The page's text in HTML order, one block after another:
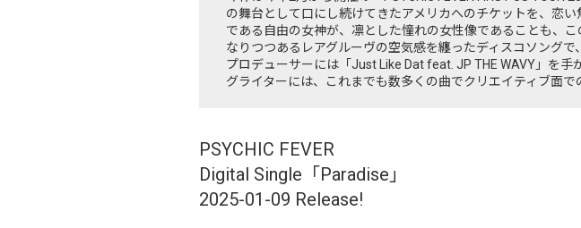
の舞台として口にし続けてきたアメリカへのチケットを、恋
である自由の女神が、凛とした憧れの女性像であることも、
なりつつあるレアグルーヴの空気感を纏ったディスコソング
プロデューサーには「Just Like Dat feat. JP THE WAVY」を手
グライターには、これまでも数多くの曲でクリエイティブ面で
PSYCHIC FEVER
Digital Single「Paradise」
2025-01-09 Release!